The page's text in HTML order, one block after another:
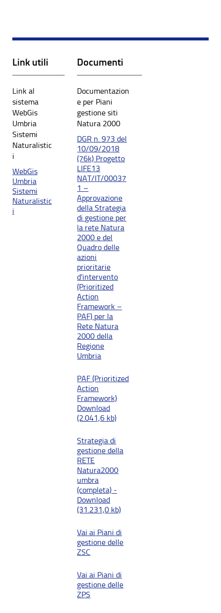
Link utili
Link al
sistema
WebGis
Umbria
Sistemi
Naturalistic
i
WebGis
Umbria
Sistemi
Naturalistic
i
Documenti
Documentazion
e per Piani
gestione siti
Natura 2000
DGR n. 973 del
10/09/2018
(76k) Progetto
LIFE13
NAT/IT/00037
1 –
Approvazione
della Strategia
di gestione per
la rete Natura
2000 e del
Quadro delle
azioni
prioritarie
d'intervento
(Prioritized
Action
Framework –
PAF) per la
Rete Natura
2000 della
Regione
Umbria
PAF (Prioritized
Action
Framework)
Download
(2.041,6 kb)
Strategia di
gestione della
RETE
Natura2000
umbra
(completa) -
Download
(31.231,0 kb)
Vai ai Piani di
gestione delle
ZSC
Vai ai Piani di
gestione delle
ZPS